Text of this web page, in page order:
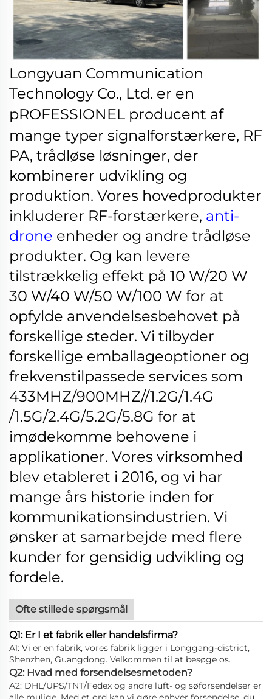
Longyuan Communication
Technology Co., Ltd. er en
pROFESSIONEL producent af
mange typer signalforstærkere, RF
PA, trådløse løsninger, der
kombinerer udvikling og
produktion. Vores hovedprodukter
inkluderer RF-forstærkere, anti-
drone enheder og andre trådløse
produkter. Og kan levere
tilstrækkelig effekt på 10 W/20 W
30 W/40 W/50 W/100 W for at
opfylde anvendelsesbehovet på
forskellige steder. Vi tilbyder
forskellige emballageoptioner og
frekvenstilpassede services som
433MHZ/900MHZ//1.2G/1.4G
/1.5G/2.4G/5.2G/5.8G for at
imødekomme behovene i
applikationer. Vores virksomhed
blev etableret i 2016, og vi har
mange års historie inden for
kommunikationsindustrien. Vi
ønsker at samarbejde med flere
kunder for gensidig udvikling og
fordele.
Ofte stillede spørgsmål
Q1: Er I et fabrik eller handelsfirma?
A1: Vi er en fabrik, vores fabrik ligger i Longgang-district,
Shenzhen, Guangdong. Velkommen til at besøge os.
Q2: Hvad med forsendelsesmetoden?
A2: DHL/UPS/TNT/Fedex og andre luft- og søforsendelser er